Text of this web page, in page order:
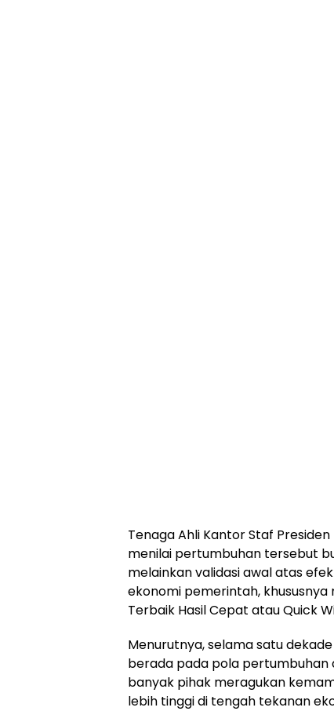
Tenaga Ahli Kantor Staf Presiden
menilai pertumbuhan tersebut
melainkan validasi awal atas
ekonomi pemerintah,
Terbaik Hasil Cepat atau Quick
Menurutnya, selama satu
berada pada pola pertumbuhan
banyak pihak meragukan
lebih tinggi di tengah tekanan